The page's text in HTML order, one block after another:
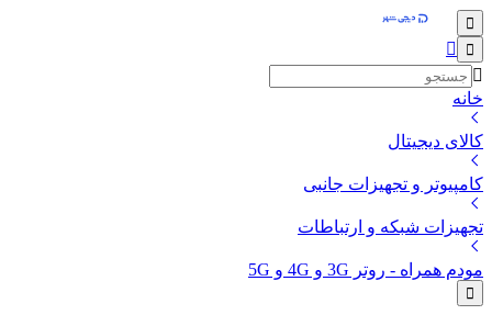
خانه
کالای دیجیتال
کامپیوتر و تجهیزات جانبی
تجهیزات شبکه و ارتباطات
مودم همراه - روتر 3G و 4G و 5G